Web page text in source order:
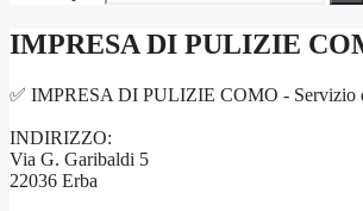
IMPRESA DI PULIZIE
✅ IMPRESA DI PULIZIE COMO - Servizio
INDIRIZZO:
Via G. Garibaldi 5
22036 Erba